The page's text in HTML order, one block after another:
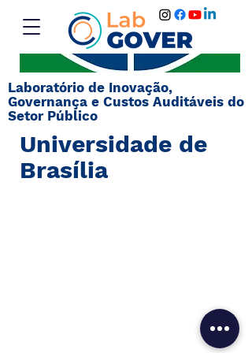
Laboratório de Inovação,
Governança e Custos Auditáveis do
Setor Público
Universidade de
Brasília